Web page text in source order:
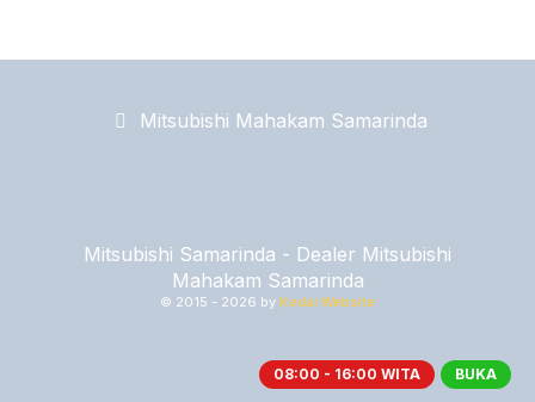
08:00 - 16:00 WITA BUKA
Mitsubishi Mahakam Samarinda
Mitsubishi Samarinda - Dealer Mitsubishi
Mahakam Samarinda
© 2015 - 2026 by Kedai Website